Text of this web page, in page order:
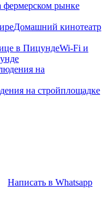
фермерском рынке
Домашний кинотеатр
Wi-Fi и
на стройплощадке
Написать в Whatsapp